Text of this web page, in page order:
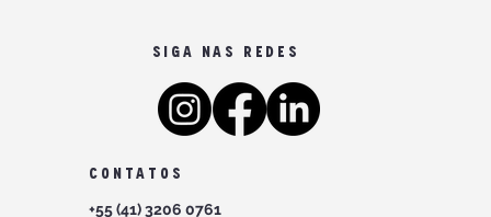
SIGA NAS REDES
CONTATOS
+55 (41) 3206 0761